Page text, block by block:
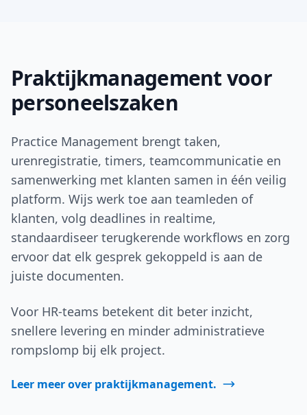
Praktijkmanagement voor
personeelszaken
Practice Management brengt taken,
urenregistratie, timers, teamcommunicatie en
samenwerking met klanten samen in één veilig
platform. Wijs werk toe aan teamleden of
klanten, volg deadlines in realtime,
standaardiseer terugkerende workflows en zorg
ervoor dat elk gesprek gekoppeld is aan de
juiste documenten.
Voor HR-teams betekent dit beter inzicht,
snellere levering en minder administratieve
rompslomp bij elk project.
Leer meer over praktijkmanagement.